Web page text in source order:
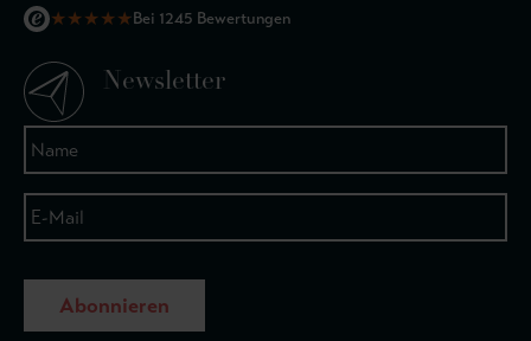
★★★★★Bei 1245 Bewertungen
Newsletter
Abonnieren